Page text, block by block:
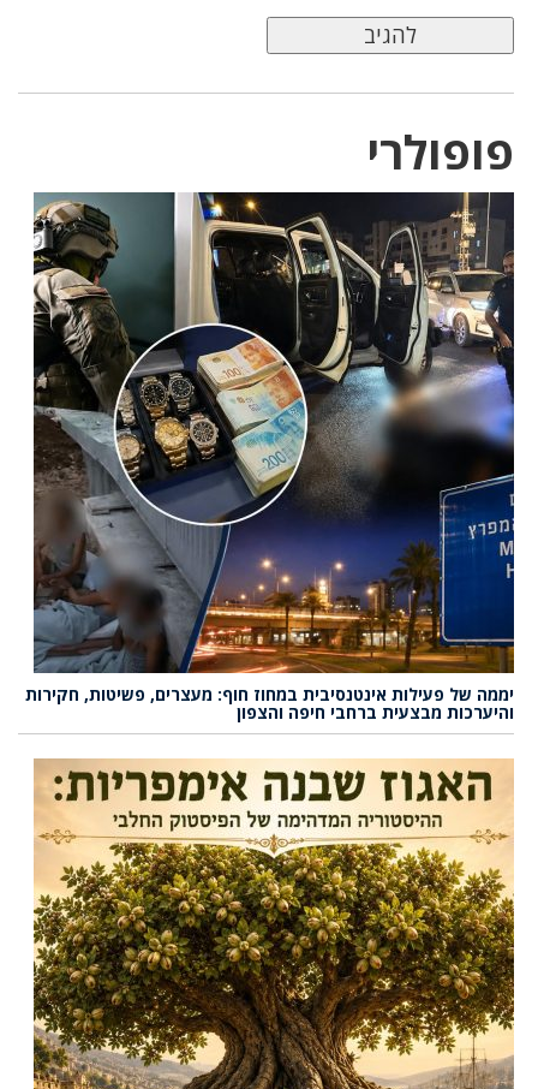
פופולרי
יממה של פעילות אינטנסיבית במחוז חוף: מעצרים, פשיטות, חקירות
והיערכות מבצעית ברחבי חיפה והצפון